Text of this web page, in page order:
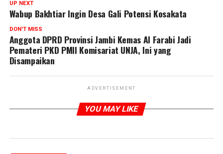
UP NEXT
Wabup Bakhtiar Ingin Desa Gali Potensi Kosakata
DON'T MISS
Anggota DPRD Provinsi Jambi Kemas Al Farabi Jadi
Pemateri PKD PMII Komisariat UNJA, Ini yang
Disampaikan
ADVERTISEMENT
YOU MAY LIKE